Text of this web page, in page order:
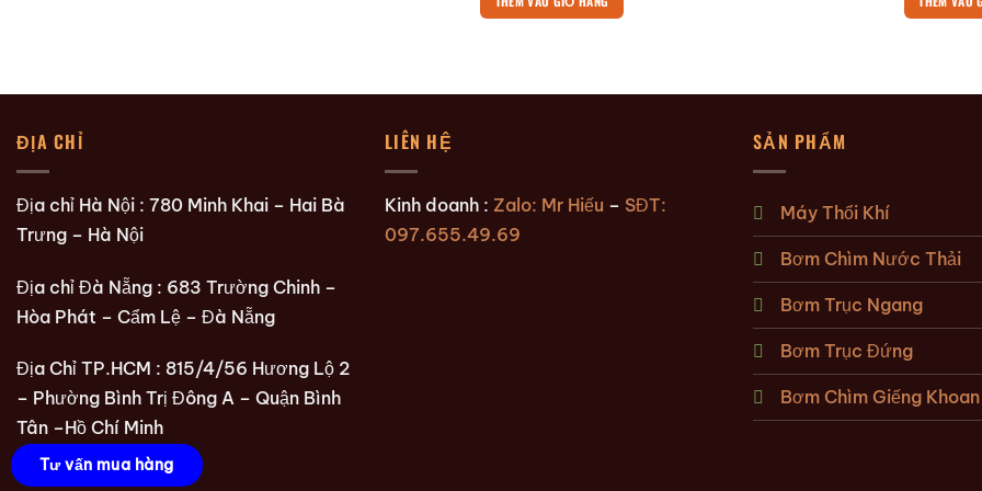
ĐỊA CHỈ
Địa chỉ Hà Nội : 780 Minh Khai – Hai Bà
Trưng – Hà Nội
Địa chỉ Đà Nẵng : 683 Trường Chinh –
Hòa Phát – Cẩm Lệ – Đà Nẵng
Địa Chỉ TP.HCM : 815/4/56 Hương Lộ 2
– Phường Bình Trị Đông A – Quận Bình
Tân –Hồ Chí Minh
LIÊN HỆ
Kinh doanh : Zalo: Mr Hiếu – SĐT:
097.655.49.69
SẢN PHẨM
Máy Thổi Khí
Bơm Chìm Nước Thải
Bơm Trục Ngang
Bơm Trục Đứng
Bơm Chìm Giếng Khoan
Tư vấn mua hàng